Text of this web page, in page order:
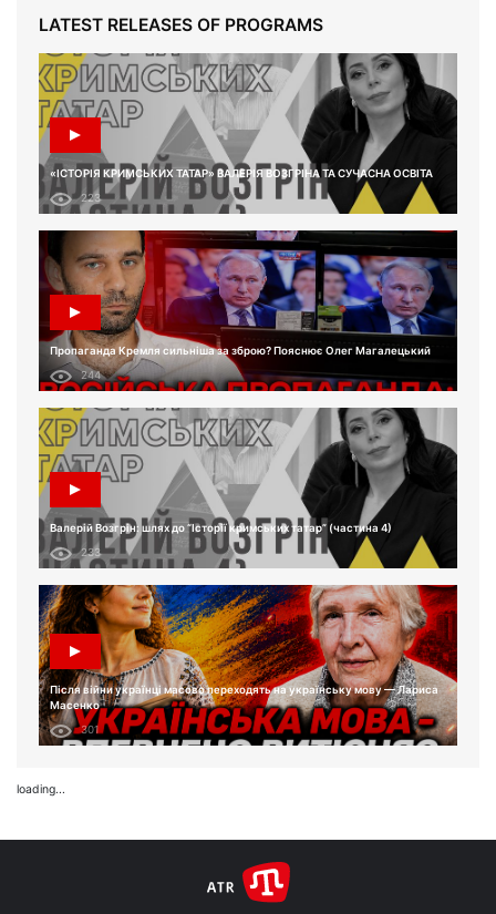
LATEST RELEASES OF PROGRAMS
«ІСТОРІЯ КРИМСЬКИХ ТАТАР» ВАЛЕРІЯ ВОЗГРІНА ТА СУЧАСНА ОСВІТА
223
Пропаганда Кремля сильніша за зброю? Пояснює Олег Магалецький
244
Валерій Возгрін: шлях до “Історії кримських татар” (частина 4)
233
Після війни українці масово переходять на українську мову — Лариса
Масенко
301
loading...